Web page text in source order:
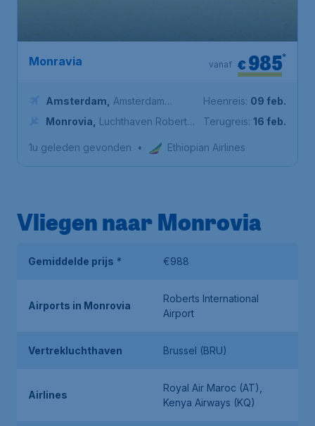
Monravia € 985*
vanaf
Amsterdam
Amsterdam
Airport Schiphol
Monrovia
Luchthaven Roberts
Heenreis: 09 feb.
Terugreis: 16 feb.
1u geleden gevonden • Ethiopian Airlines
Vliegen naar Monrovia
Gemiddelde prijs * €988
Airports in Monrovia
Roberts International
Airport
Vertrekluchthaven Brussel (BRU)
Airlines
Royal Air Maroc (AT),
Kenya Airways (KQ)